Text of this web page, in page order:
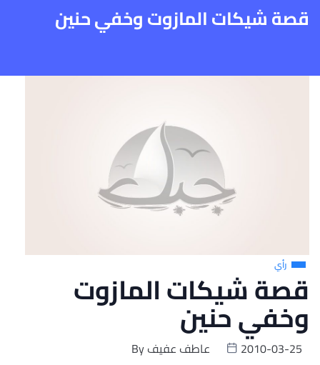
قصة شيكات المازوت وخفي حنين
رأي
قصة شيكات المازوت
وخفي حنين
Byعاطف عفيف
2010-03-25